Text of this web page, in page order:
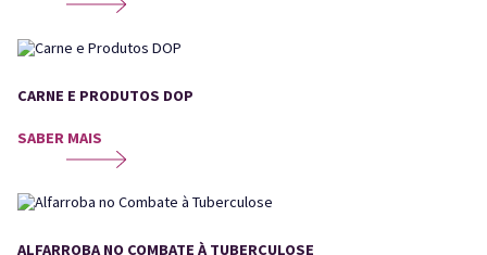
CARNE E PRODUTOS DOP
SABER MAIS
ALFARROBA NO COMBATE À TUBERCULOSE